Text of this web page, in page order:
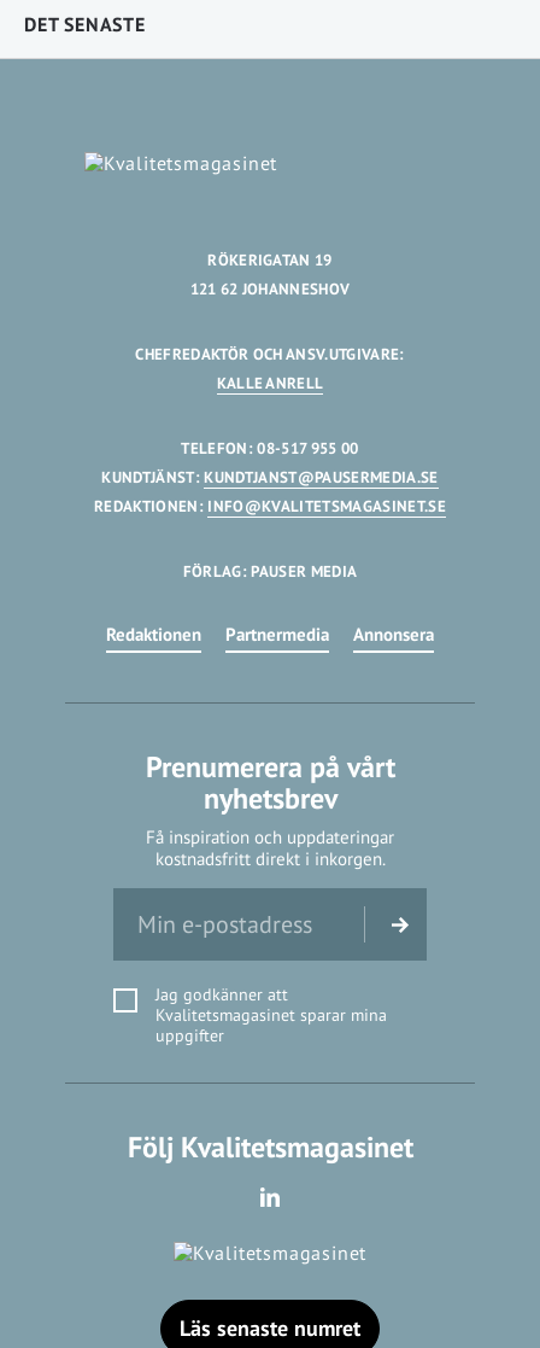
DET SENASTE
RÖKERIGATAN 19
121 62 JOHANNESHOV
CHEFREDAKTÖR OCH ANSV.UTGIVARE:
KALLE ANRELL
TELEFON: 08-517 955 00
KUNDTJÄNST:KUNDTJANST@PAUSERMEDIA.SE
REDAKTIONEN: INFO@KVALITETSMAGASINET.SE
FÖRLAG: PAUSER MEDIA
Redaktionen Partnermedia Annonsera
Prenumerera på vårt
nyhetsbrev
Få inspiration och uppdateringar
kostnadsfritt direkt i inkorgen.
Jag godkänner att
Kvalitetsmagasinet sparar mina
uppgifter
Följ Kvalitetsmagasinet
Läs senaste numret